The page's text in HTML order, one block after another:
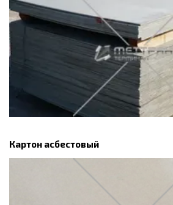
Картон асбестовый